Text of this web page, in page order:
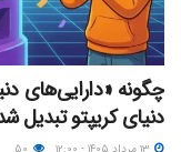
چگونه «دارایی‌های
دنیای کریپتو تبدیل